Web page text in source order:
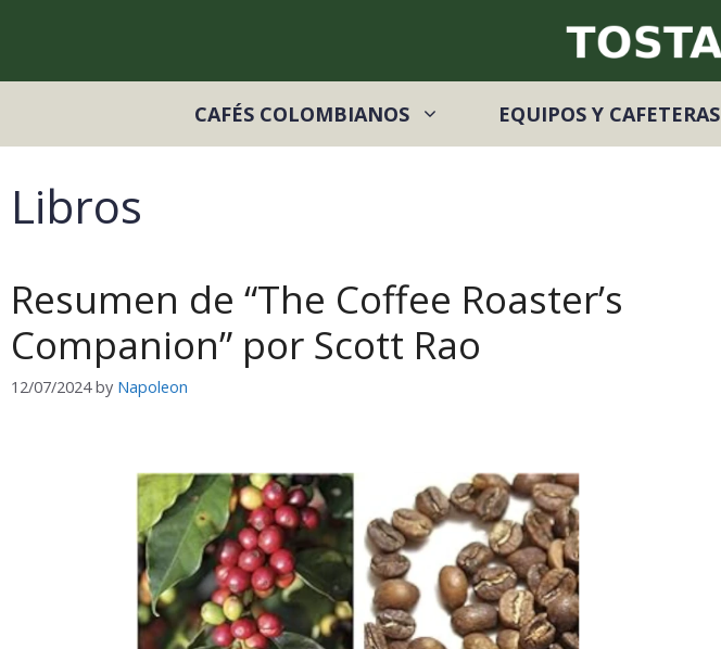
CAFÉS COLOMBIANOS EQUIPOS Y CAFETERAS
Libros
Resumen de “The Coffee Roaster’s
Companion” por Scott Rao
12/07/2024 by Napoleon